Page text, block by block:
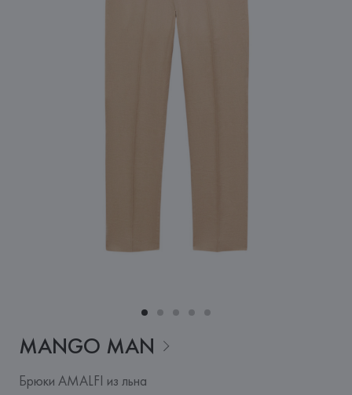
MANGO MAN
Брюки AMALFI из льна